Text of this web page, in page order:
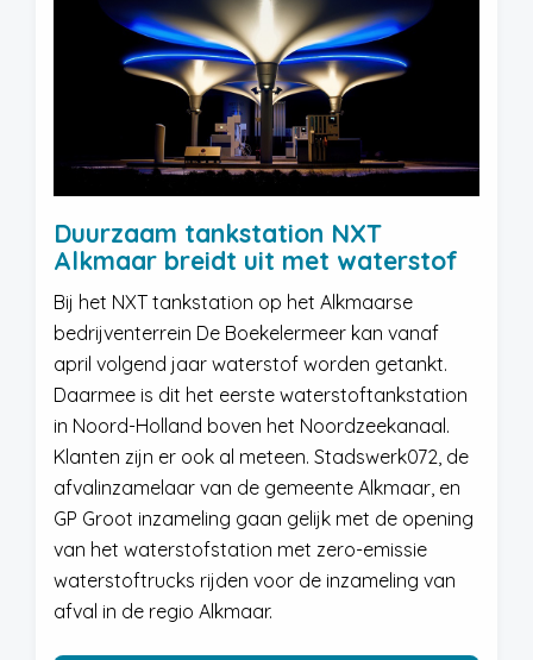
Duurzaam tankstation NXT
Alkmaar breidt uit met waterstof
Bij het NXT tankstation op het Alkmaarse
bedrijventerrein De Boekelermeer kan vanaf
april volgend jaar waterstof worden getankt.
Daarmee is dit het eerste waterstoftankstation
in Noord-Holland boven het Noordzeekanaal.
Klanten zijn er ook al meteen. Stadswerk072, de
afvalinzamelaar van de gemeente Alkmaar, en
GP Groot inzameling gaan gelijk met de opening
van het waterstofstation met zero-emissie
waterstoftrucks rijden voor de inzameling van
afval in de regio Alkmaar.